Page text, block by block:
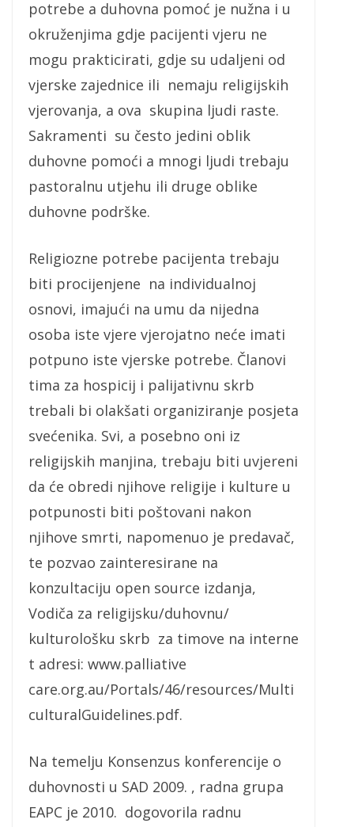
potrebe a duhovna pomoć je nužna i u
okruženjima gdje pacijenti vjeru ne
mogu prakticirati, gdje su udaljeni od
vjerske zajednice ili nemaju religijskih
vjerovanja, a ova skupina ljudi raste.
Sakramenti su često jedini oblik
duhovne pomoći a mnogi ljudi trebaju
pastoralnu utjehu ili druge oblike
duhovne podrške.
Religiozne potrebe pacijenta trebaju
biti procijenjene na individualnoj
osnovi, imajući na umu da nijedna
osoba iste vjere vjerojatno neće imati
potpuno iste vjerske potrebe. Članovi
tima za hospicij i palijativnu skrb
trebali bi olakšati organiziranje posjeta
svećenika. Svi, a posebno oni iz
religijskih manjina, trebaju biti uvjereni
da će obredi njihove religije i kulture u
potpunosti biti poštovani nakon
njihove smrti, napomenuo je predavač,
te pozvao zainteresirane na
konzultaciju open source izdanja,
Vodiča za religijsku/duhovnu/
kulturološku skrb za timove na interne
t adresi: www.palliative
care.org.au/Portals/46/resources/Multi
culturalGuidelines.pdf.
Na temelju Konsenzus konferencije o
duhovnosti u SAD 2009. , radna grupa
EAPC je 2010. dogovorila radnu